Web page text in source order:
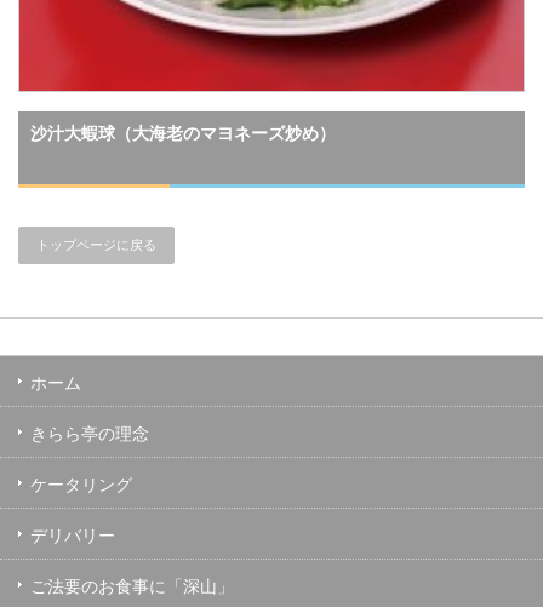
沙汁大蝦球（大海老のマヨネーズ炒め）
トップページに戻る
ホーム
きらら亭の理念
ケータリング
デリバリー
ご法要のお食事に「深山」